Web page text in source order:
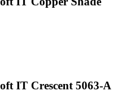
IT Crescent 5063-A